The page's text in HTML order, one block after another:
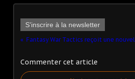
S'inscrire à la newsletter
Commenter cet article